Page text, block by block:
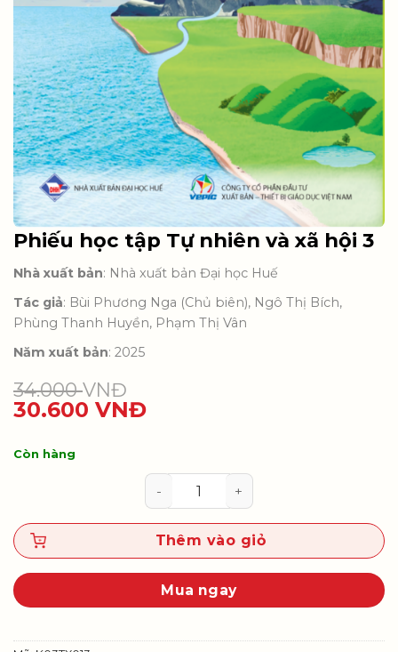
Phiếu học tập Tự nhiên và xã hội 3
Nhà xuất bản: Nhà xuất bản Đại học Huế
Tác giả: Bùi Phương Nga (Chủ biên), Ngô Thị Bích,
Phùng Thanh Huyền, Phạm Thị Vân
Năm xuất bản: 2025
34.000VNĐ
30.600 VNĐ
Còn hàng
Phiếu học tập Tự nhiên và xã hội
Thêm vào giỏ
Mua ngay